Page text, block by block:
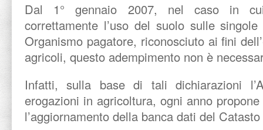
Dal 1° gennaio 2007, nel caso in
correttamente l’uso del suolo sulle
Organismo pagatore, riconosciuto ai fini
agricoli, questo adempimento non è
Infatti, sulla base di tali dichiarazioni
erogazioni in agricoltura, ogni anno
l’aggiornamento della banca dati del